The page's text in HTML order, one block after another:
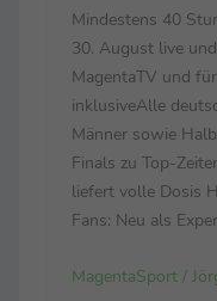
MagentaTV
Mindestens 40
30. August live
MagentaTV und
inklusiveAlle
Männer sowie
Finals zu Top-
liefert volle Dosis
Fans: Neu als
Leistungsträger
MagentaSport /